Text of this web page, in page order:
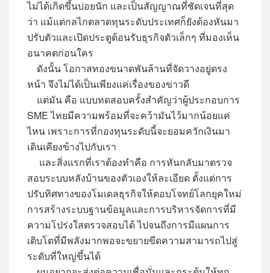
ไม่ได้เกิดขึ้นบ่อยนัก และเป็นสัญญาณที่ชัดเจนที่สุด
ว่า แม้แต่กลไกตลาดทุนระดับประเทศก็ยังต้องหันมา
ปรับตัวและเปิดประตูต้อนรับธุรกิจตัวเล็กๆ ที่มองเห็น
อนาคตก่อนใคร
ดังนั้น โอกาสทองขนาดพันล้านที่จัดวางอยู่ตรง
หน้า จึงไม่ได้เป็นเพียงแค่เรื่องของข่าวดี
แต่มัน คือ แบบทดสอบครั้งสำคัญว่าผู้ประกอบการ
SME ไทยมีความพร้อมที่จะคว้ามันไว้มากน้อยแค่
ไหน เพราะการที่กองทุนระดับนี้จะยอมควักเงินมา
เดินเคียงข้างไปกับเรา
และสิ่งแรกที่เราต้องทำคือ การหันกลับมาตรวจ
สอบระบบหลังบ้านของตัวเองให้ละเอียด ตั้งแต่การ
ปรับทิศทางของโมเดลธุรกิจให้ตอบโจทย์โลกยุคใหม่
การสร้างระบบฐานข้อมูลและการบริหารจัดการที่มี
ความโปร่งใสตรวจสอบได้ ไปจนถึงการมีแผนการ
เติบโตที่มีพลังมากพอจะขยายขีดความสามารถไปสู่
ระดับที่ใหญ่ขึ้นได้